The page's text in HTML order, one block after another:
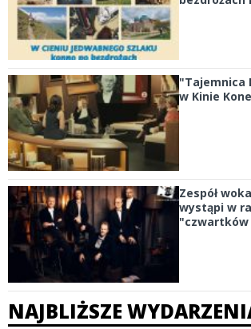
"Tajemnica
w Kinie
Zespół
wystąpi w
"czwartków
NAJBLIŻSZE